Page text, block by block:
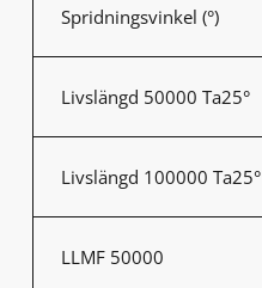
Spridningsvinkel (°)
Livslängd 50000 Ta25°
Livslängd 100000 Ta25°
LLMF 50000